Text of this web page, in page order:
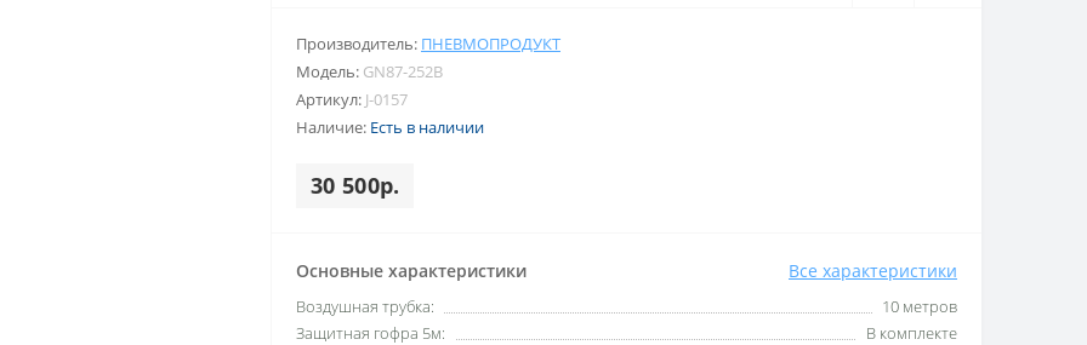
Производитель: ПНЕВМОПРОДУКТ
Модель: GN87-252B
Артикул: J-0157
Наличие: Есть в наличии
30 500р.
Основные характеристики Все характеристики
Воздушная трубка:
10 метров
Защитная гофра 5м:
В комплекте